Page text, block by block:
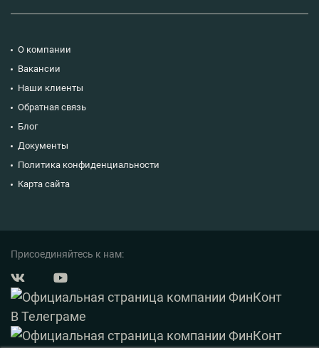
О компании
Вакансии
Наши клиенты
Обратная связь
Блог
Документы
Политика конфиденциальности
Карта сайта
Присоединяйтесь к нам: